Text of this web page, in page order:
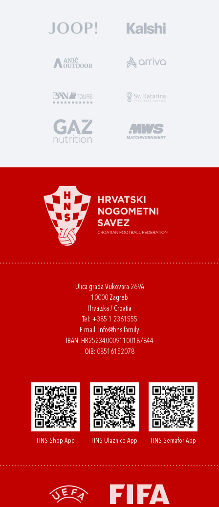
Ulica grada Vukovara 269A
10000 Zagreb
Hrvatska / Croatia
Tel: +385 1 2361555
E-mail: info@hns.family
IBAN: HR2523400091100187844
OIB: 08516152078
HNS Shop App HNS Ulaznice App HNS Semafor App